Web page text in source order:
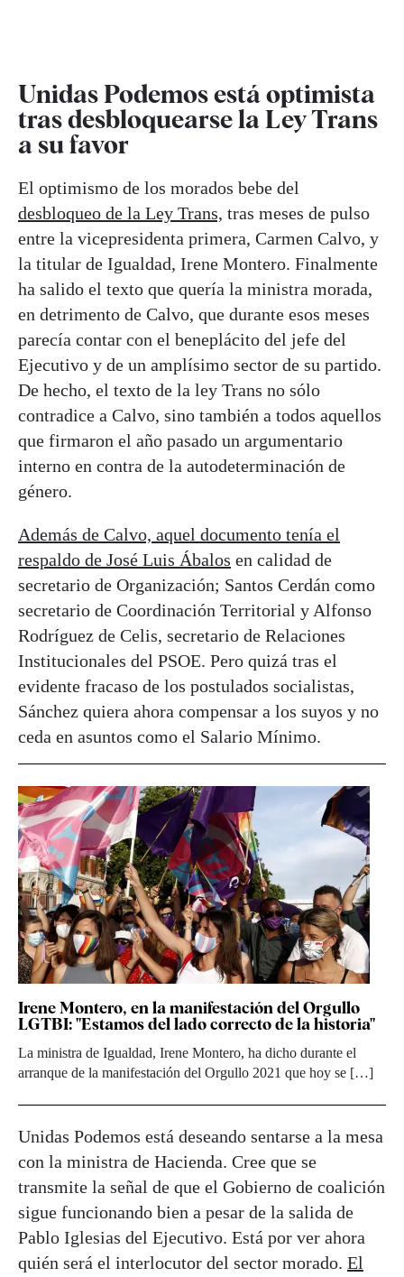
Unidas Podemos está optimista
tras desbloquearse la Ley Trans
a su favor
El optimismo de los morados bebe del
desbloqueo de la Ley Trans, tras meses de pulso
entre la vicepresidenta primera, Carmen Calvo, y
la titular de Igualdad, Irene Montero. Finalmente
ha salido el texto que quería la ministra morada,
en detrimento de Calvo, que durante esos meses
parecía contar con el beneplácito del jefe del
Ejecutivo y de un amplísimo sector de su partido.
De hecho, el texto de la ley Trans no sólo
contradice a Calvo, sino también a todos aquellos
que firmaron el año pasado un argumentario
interno en contra de la autodeterminación de
género.
Además de Calvo, aquel documento tenía el
respaldo de José Luis Ábalos en calidad de
secretario de Organización; Santos Cerdán como
secretario de Coordinación Territorial y Alfonso
Rodríguez de Celis, secretario de Relaciones
Institucionales del PSOE. Pero quizá tras el
evidente fracaso de los postulados socialistas,
Sánchez quiera ahora compensar a los suyos y no
ceda en asuntos como el Salario Mínimo.
Irene Montero, en la manifestación del Orgullo
LGTBI: "Estamos del lado correcto de la historia"
La ministra de Igualdad, Irene Montero, ha dicho durante el
arranque de la manifestación del Orgullo 2021 que hoy se […]
Unidas Podemos está deseando sentarse a la mesa
con la ministra de Hacienda. Cree que se
transmite la señal de que el Gobierno de coalición
sigue funcionando bien a pesar de la salida de
Pablo Iglesias del Ejecutivo. Está por ver ahora
quién será el interlocutor del sector morado. El